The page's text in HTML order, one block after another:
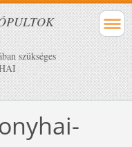
szükséges